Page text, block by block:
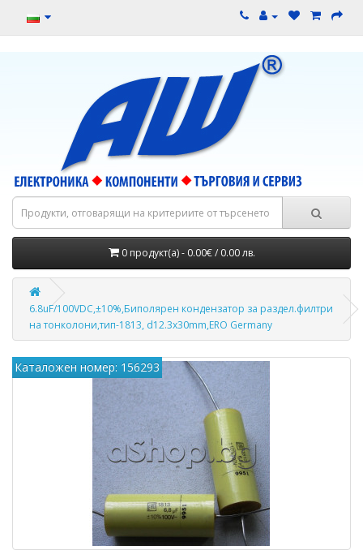
0 продукт(а) - 0.00€ / 0.00 лв.
6.8uF/100VDC,±10%,Биполярен кондензатор за раздел.филтри
на тонколони,тип-1813, d12.3x30mm,ERO Germany
Каталожен номер: 156293